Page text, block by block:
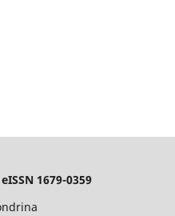
1679-0359